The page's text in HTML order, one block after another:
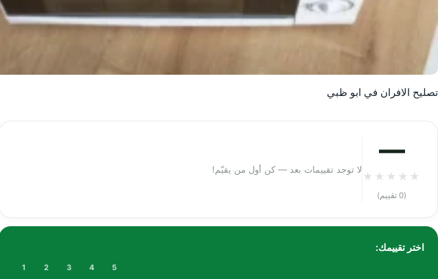
تصليح الافران في ابو ظبي
—
★
★
★
★
★
(0 تقييم)
لا توجد تقييمات بعد — كن أول من يقيّم!
اختر تقييمك:
1 2 3 4 5